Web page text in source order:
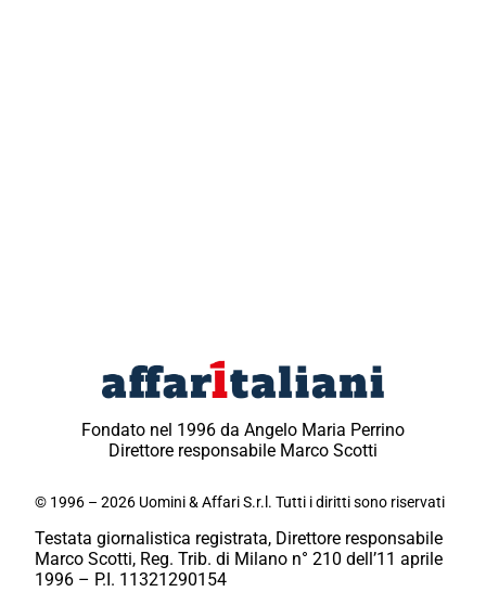
Fondato nel 1996 da Angelo Maria Perrino
Direttore responsabile Marco Scotti
© 1996 – 2026 Uomini & Affari S.r.l. Tutti i diritti sono riservati
Testata giornalistica registrata, Direttore responsabile
Marco Scotti, Reg. Trib. di Milano n° 210 dell’11 aprile
1996 – P.I. 11321290154